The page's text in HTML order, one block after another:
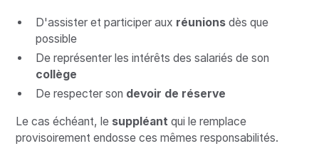
D'assister et participer aux réunionsdès que
possible
De représenter les intérêts des salariés de son
collège
De respecter son devoir de réserve
Le cas échéant, le suppléant qui le remplace
provisoirement endosse ces mêmes responsabilités.